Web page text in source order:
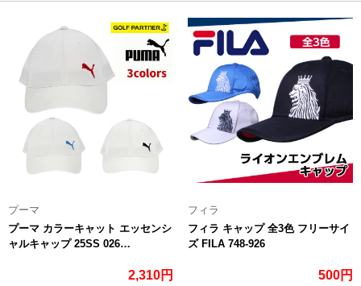
プーマ
プーマ カラーキャット エッセンシ
ャルキャップ 25SS 026…
2,310円
フィラ
フィラ キャップ 全3色 フリーサイ
ズ FILA 748-926
500円